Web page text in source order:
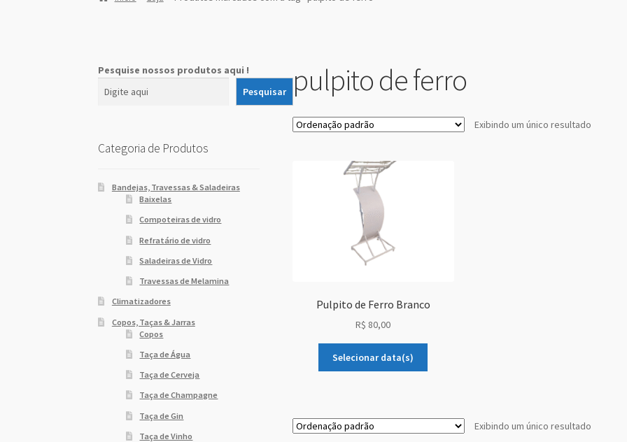
pulpito de ferro
Exibindo um único resultado
Pulpito de Ferro Branco
R$ 80,00
Selecionar data(s)
Exibindo um único resultado
Pesquise nossos produtos aqui !
Pesquisar
Categoria de Produtos
Bandejas, Travessas & Saladeiras
Baixelas
Compoteiras de vidro
Refratário de vidro
Saladeiras de Vidro
Travessas de Melamina
Climatizadores
Copos, Taças & Jarras
Copos
Taça de Água
Taça de Cerveja
Taça de Champagne
Taça de Gin
Taça de Vinho